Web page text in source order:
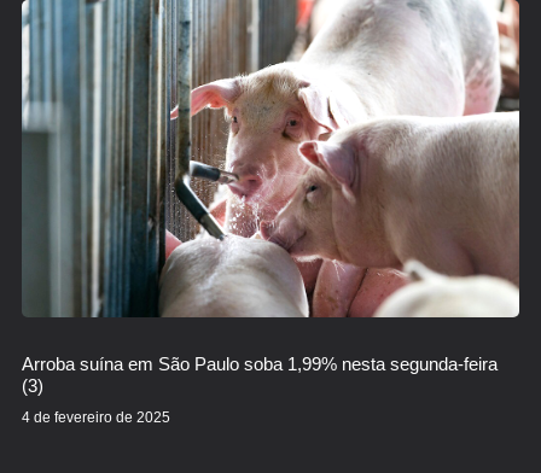
Arroba suína em São Paulo soba 1,99% nesta segunda-feira
(3)
4 de fevereiro de 2025